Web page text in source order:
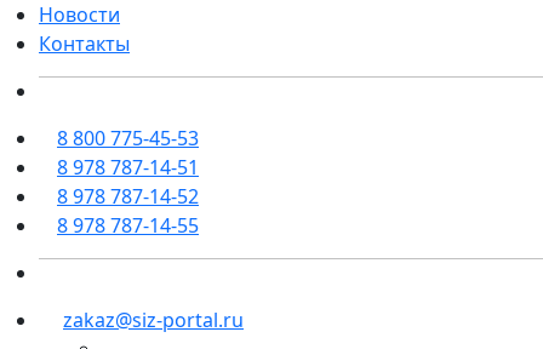
Новости
Контакты
8 800 775-45-53
8 978 787-14-51
8 978 787-14-52
8 978 787-14-55
zakaz@siz-portal.ru